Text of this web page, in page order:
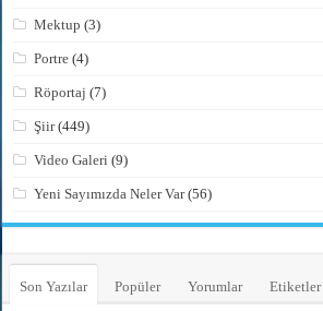
Mektup (3)
Portre (4)
Röportaj (7)
Şiir(449)
Video Galeri (9)
Yeni Sayımızda Neler Var(56)
Son Yazılar Popüler Yorumlar Etiketler